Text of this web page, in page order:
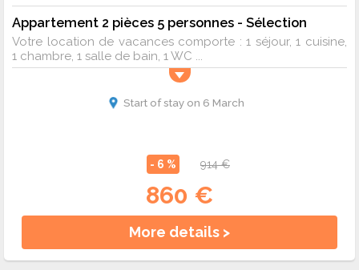
Appartement 2 pièces 5 personnes - Sélection
Votre location de vacances comporte : 1 séjour, 1 cuisine,
1 chambre, 1 salle de bain, 1 WC ...
Start of stay on 6 March
- 6 % 914 €
860 €
More details >